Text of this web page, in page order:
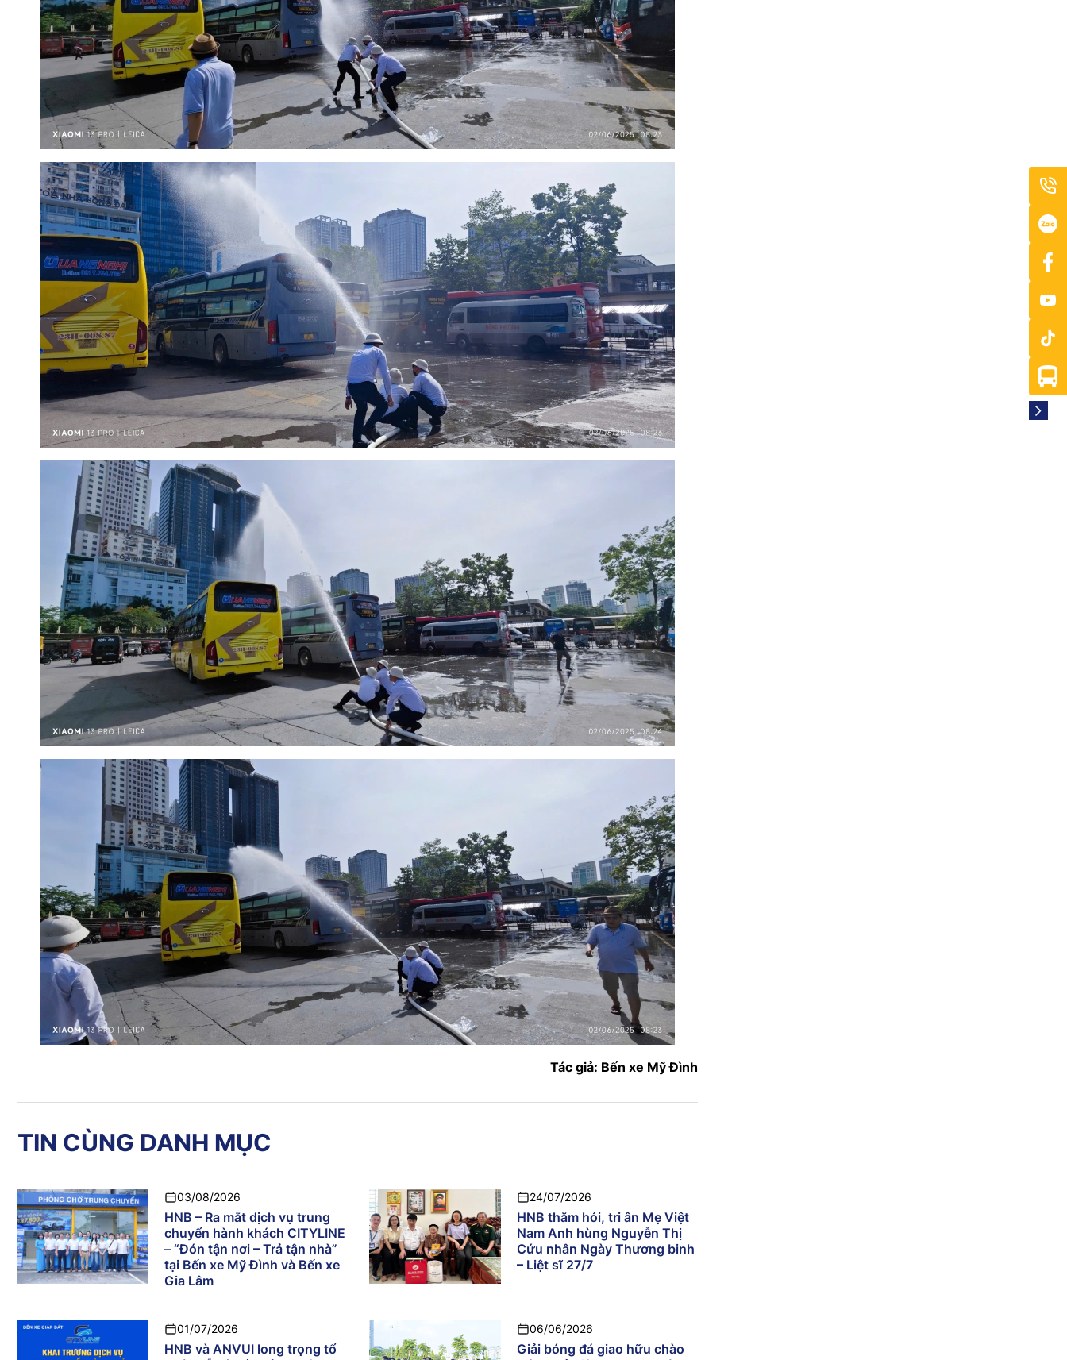
Tác giả: Bến xe Mỹ Đình
TIN CÙNG DANH MỤC
03/08/2026
HNB – Ra mắt dịch vụ trung
chuyển hành khách CITYLINE
– “Đón tận nơi – Trả tận nhà”
tại Bến xe Mỹ Đình và Bến xe
Gia Lâm
24/07/2026
HNB thăm hỏi, tri ân Mẹ Việt
Nam Anh hùng Nguyễn Thị
Cứu nhân Ngày Thương binh
– Liệt sĩ 27/7
01/07/2026
HNB và ANVUI long trọng tổ
06/06/2026
Giải bóng đá giao hữu chào